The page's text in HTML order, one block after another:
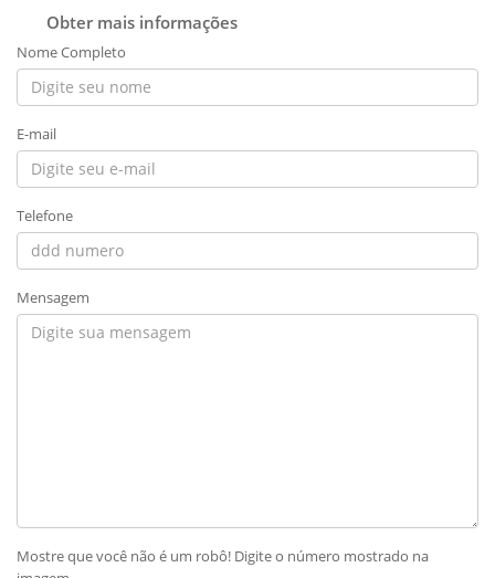
Obter mais informações
Nome Completo
E-mail
Telefone
Mensagem
Mostre que você não é um robô! Digite o número mostrado na